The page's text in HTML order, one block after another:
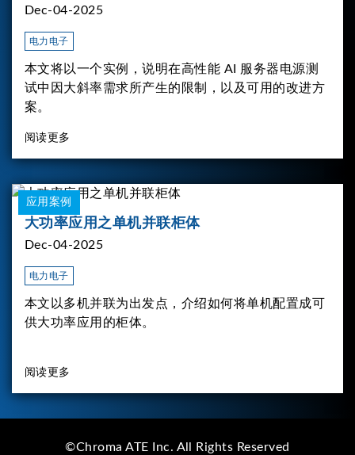
Dec-04-2025
电力电子
本文将以一个实例，说明在高性能 AI 服务器电源测
试中因大斜率需求所产生的限制，以及可用的改进方
案。
阅读更多
应用案例
大功率应用之单机并联柜体
Dec-04-2025
电力电子
本文以多机并联为出发点，介绍如何将单机配置成可
供大功率应用的柜体。
阅读更多
©Chroma ATE Inc. All Rights Reserved